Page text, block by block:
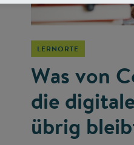
LERNORTE
Was von
die
übrig